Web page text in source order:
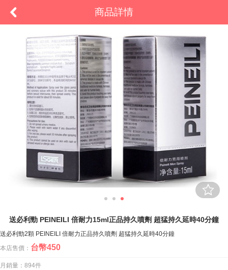
商品詳情
送必利勁 PEINEILI 倍耐力15ml正品持久噴劑 超猛持久延時40分鐘
送必利勁2顆 PEINEILI 倍耐力正品持久噴劑 超猛持久延時40分鐘
本店售價： 台幣450
月銷量：894件